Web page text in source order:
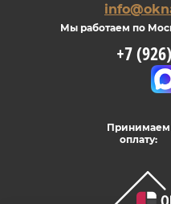
Принимаем
оплату:
Мы работаем по
+7